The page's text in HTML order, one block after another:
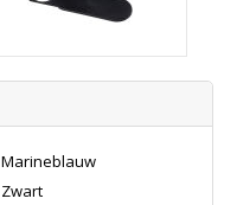
Marineblauw
Zwart